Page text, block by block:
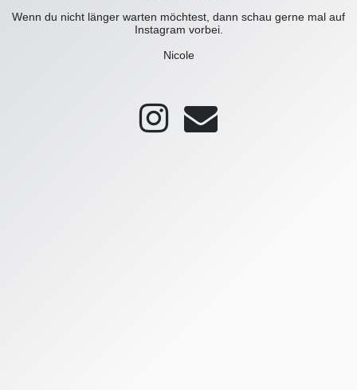
Wenn du nicht länger warten möchtest, dann schau gerne mal auf
Instagram vorbei.
Nicole